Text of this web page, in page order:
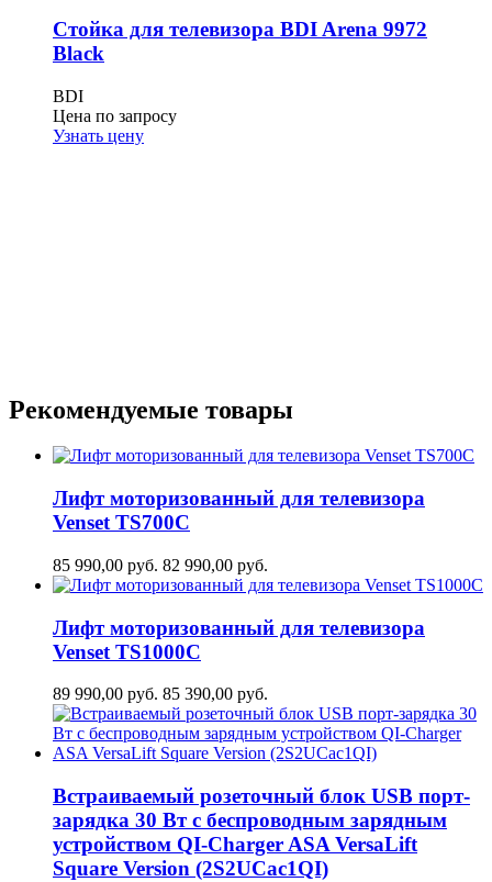
Стойка для телевизора BDI Arena 9972
Black
BDI
Цена по запросу
Узнать цену
Рекомендуемые товары
Лифт моторизованный для телевизора
Venset TS700С
85 990,00 руб. 82 990,00 руб.
Лифт моторизованный для телевизора
Venset TS1000C
89 990,00 руб. 85 390,00 руб.
Встраиваемый розеточный блок USB порт-
зарядка 30 Вт c беспроводным зарядным
устройством QI-Charger ASA VersaLift
Square Version (2S2UCaс1QI)